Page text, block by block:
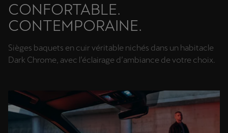
CONFORTABLE.
CONTEMPORAINE.
Sièges baquets en cuir véritable nichés dans un habitacle
Dark Chrome, avec l’éclairage d’ambiance de votre choix.